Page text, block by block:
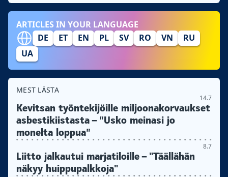
ARTICLES IN YOUR LANGUAGE
DE
ET EN PL SV RO VN
RU
UA
MEST LÄSTA
14.7
Kevitsan työntekijöille miljoonakorvaukset
asbestikiistasta – ”Usko meinasi jo
monelta loppua”
8.7
Liitto jalkautui marjatiloille – "Täällähän
näkyy huippupalkkoja"